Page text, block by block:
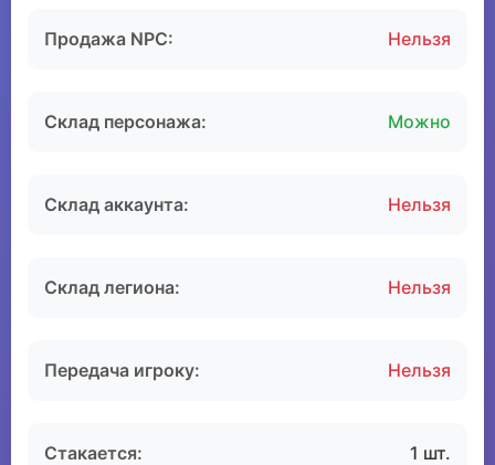
Продажа NPC: Нельзя
Склад персонажа: Можно
Склад аккаунта: Нельзя
Склад легиона: Нельзя
Передача игроку: Нельзя
Стакается: 1 шт.